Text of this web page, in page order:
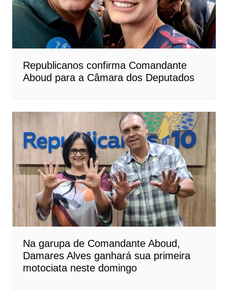
Republicanos confirma Comandante
Aboud para a Câmara dos Deputados
Na garupa de Comandante Aboud,
Damares Alves ganhará sua primeira
motociata neste domingo